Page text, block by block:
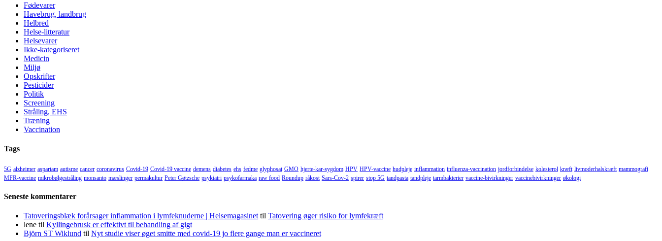
Fødevarer
Havebrug, landbrug
Helbred
Helse-litteratur
Helsevarer
Ikke-kategoriseret
Medicin
Miljø
Opskrifter
Pesticider
Politik
Screening
Stråling, EHS
Træning
Vaccination
Tags
5G alzheimer aspartam autisme cancer coronavirus Covid-19 Covid-19 vaccine demens diabetes ehs fedme glyphosat GMO hjerte-kar-sygdom HPV HPV-vaccine hudpleje inflammation influenza-vaccination jordforbindelse kolesterol kræft livmoderhalskræft mammografi
MFR-vaccine mikrobølgestråling monsanto mæslinger permakultur Peter Gøtzsche psykiatri psykofarmaka raw food Roundup råkost Sars-Cov-2 spirer stop 5G tandpasta tandpleje tarmbakterier vaccine-bivirkninger vaccinebivirkninger økologi
Seneste kommentarer
Tatoveringsblæk forårsager inflammation i lymfeknuderne | Helsemagasinet til Tatovering øger risiko for lymfekræft
lene til Kyllingebrusk er effektivt til behandling af gigt
Björn ST Wiklund til Nyt studie viser øget smitte med covid-19 jo flere gange man er vaccineret